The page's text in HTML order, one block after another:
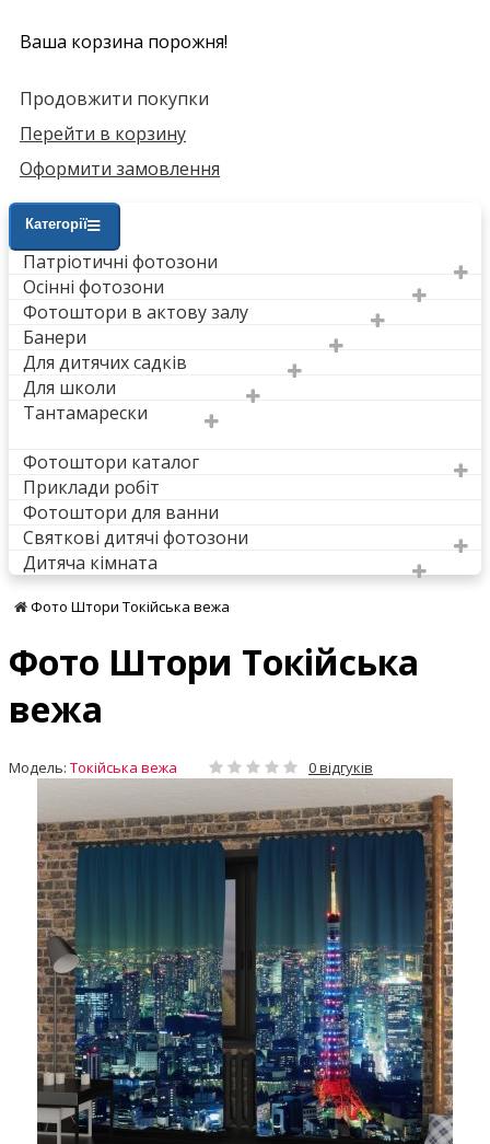
Ваша корзина порожня!
Продовжити покупки
Перейти в корзину
Оформити замовлення
Категорії
Патріотичні фотозони
Осінні фотозони
Фотоштори в актову залу
Банери
Для дитячих садків
Для школи
Тантамарески
Фотоштори каталог
Приклади робіт
Фотоштори для ванни
Святкові дитячі фотозони
Дитяча кімната
Фото Штори Токійська вежа
Фото Штори Токійська
вежа
Модель: Токійська вежа 0 відгуків